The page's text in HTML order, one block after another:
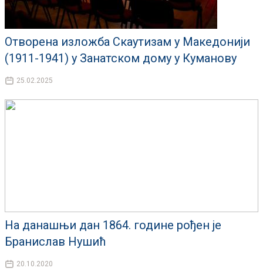
Отворена изложба Скаутизам у Македонији
(1911-1941) у Занатском дому у Куманову
25.02.2025
На данашњи дан 1864. године рођен је
Бранислав Нушић
20.10.2020